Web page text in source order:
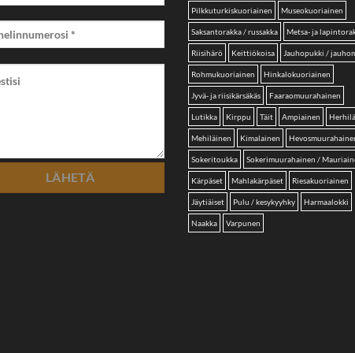
Pilkkuturkiskuoriainen Museokuoriainen
Saksantorakka / russakka Metsa- ja
Riisihärö Keittiökoisa Jauhopukki /
Rohmukuoriainen Hinkalokuoriainen
Jyvä- ja riisikärsäkäs Faaraomuurahainen
Lutikka Kirppu Täit Ampiainen
Mehiläinen Kimalainen
Sokeritoukka Sokerimuurahainen /
Kärpäset Mahlakärpäset Riesakuoriainen
Jäytiäiset Pulu / kesykyyhky Harmaalokki
Naakka Varpunen